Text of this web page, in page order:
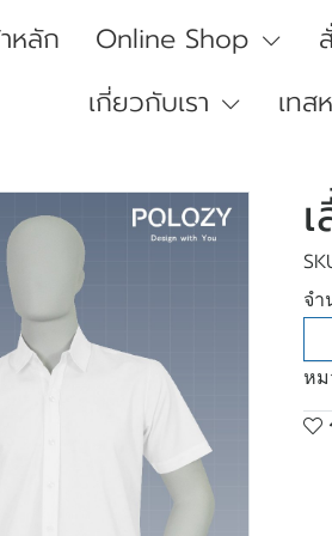
หลัก Online Shop
เกี่ยวกับเรา
เทส
จำ
หม